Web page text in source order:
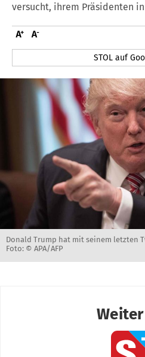
versucht, ihrem Präsidenten
STOL auf
Donald Trump hat mit seinem letzten
Foto: © APA/AFP